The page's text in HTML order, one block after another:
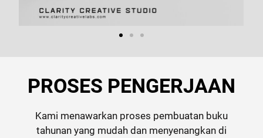
PROSES PENGERJAAN
Kami menawarkan proses pembuatan buku
tahunan yang mudah dan menyenangkan di